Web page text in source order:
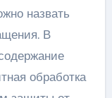
назвать
В
обработка